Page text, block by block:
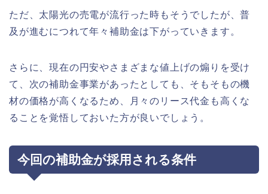
ただ、太陽光の売電が流行った時もそうでしたが、普
及が進むにつれて年々補助金は下がっていきます。
さらに、現在の円安やさまざまな値上げの煽りを受け
て、次の補助金事業があったとしても、そもそもの機
材の価格が高くなるため、月々のリース代金も高くな
ることを覚悟しておいた方が良いでしょう。
今回の補助金が採用される条件